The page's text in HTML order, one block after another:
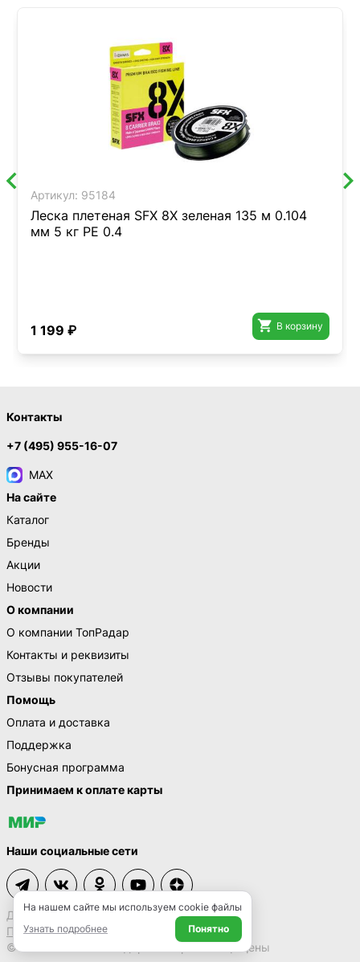
Артикул: 95184
Леска плетеная SFX 8X зеленая 135 м 0.104
мм 5 кг PE 0.4
1 199 ₽  В корзину
Контакты
+7 (495) 955-16-07
MAX
На сайте
Каталог
Бренды
Акции
Новости
О компании
О компании ТопРадар
Контакты и реквизиты
Отзывы покупателей
Помощь
Оплата и доставка
Поддержка
Бонусная программа
Принимаем к оплате карты
Наши социальные сети
Договор-оферта
Политика конфиденциальности
© 2009 – 2026 ТопРадар. Все права защищены
На нашем сайте мы используем cookie файлы
Узнать подробнее
Понятно